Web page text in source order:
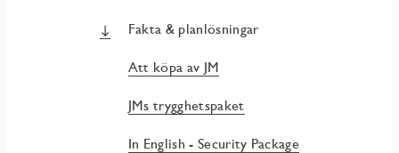
Fakta & planlösningar
Att köpa av JM
JMs trygghetspaket
In English - Security Package